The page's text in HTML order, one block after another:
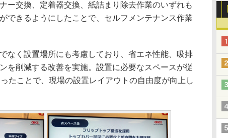
ー交換、定着器交換、紙詰まり除去作業のいずれも
できるようにしたことで、セルフメンテナンス作業
なく設置場所にも考慮しており、省エネ性能、吸排
を削減する改善を実施。設置に必要なスペースが従
たことで、現場の設置レイアウトの自由度が向上し